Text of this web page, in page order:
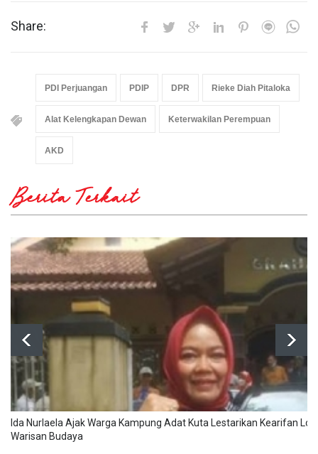
Share:
PDI Perjuangan PDIP DPR Rieke Diah Pitaloka
Alat Kelengkapan Dewan Keterwakilan Perempuan
AKD
Berita Terkait
Ida Nurlaela Ajak Warga Kampung Adat Kuta Lestarikan Kearifan
Warisan Budaya